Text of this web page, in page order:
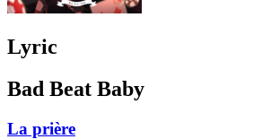
Lyric
Bad Beat Baby
La prière